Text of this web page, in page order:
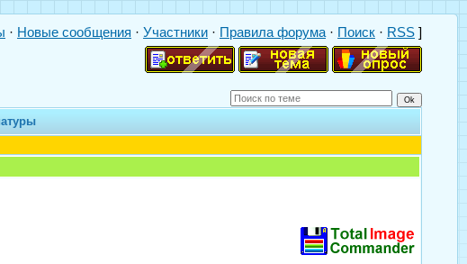
· Новые сообщения · Участники · Правила форума · Поиск · RSS ]